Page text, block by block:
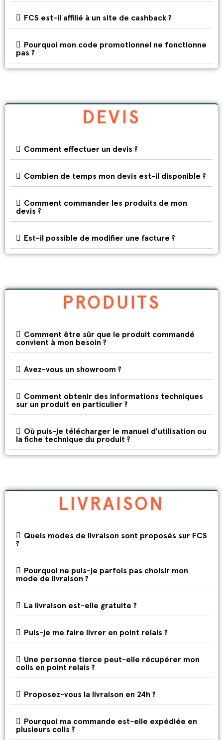
FCS est-il affilié à un site de cashback ?
Pourquoi mon code promotionnel ne fonctionne
pas ?
DEVIS
Comment effectuer un devis ?
Combien de temps mon devis est-il disponible ?
Comment commander les produits de mon
devis ?
Est-il possible de modifier une facture ?
PRODUITS
Comment être sûr que le produit commandé
convient à mon besoin ?
Avez-vous un showroom ?
Comment obtenir des informations techniques
sur un produit en particulier ?
Où puis-je télécharger le manuel d'utilisation ou
la fiche technique du produit ?
LIVRAISON
Quels modes de livraison sont proposés sur FCS
?
Pourquoi ne puis-je parfois pas choisir mon
mode de livraison ?
La livraison est-elle gratuite ?
Puis-je me faire livrer en point relais ?
Une personne tierce peut-elle récupérer mon
colis en point relais ?
Proposez-vous la livraison en 24h ?
Pourquoi ma commande est-elle expédiée en
plusieurs colis ?